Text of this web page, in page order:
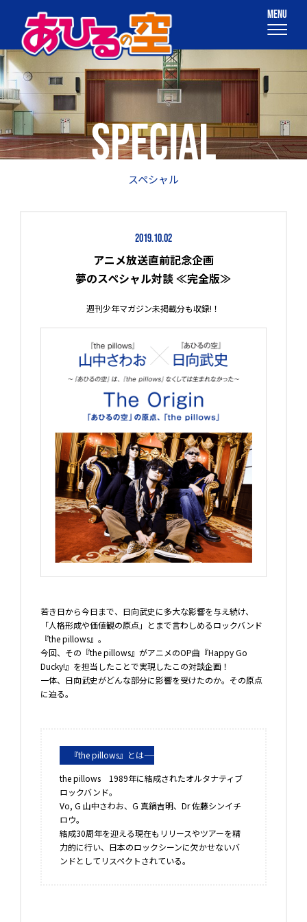
SPECIAL
スペシャル
2019.10.02
アニメ放送直前記念企画
夢のスペシャル対談 ≪完全版≫
週刊少年マガジン未掲載分も収録!！
若き日から今日まで、日向武史に多大な影響を与え続け、
「人格形成や価値観の原点」とまで言わしめるロックバンド
『the pillows』。
今回、その『the pillows』がアニメのOP曲『Happy Go
Ducky!』を担当したことで実現したこの対談企画！
一体、日向武史がどんな部分に影響を受けたのか。その原点
に迫る―――。
『the pillows』とは―――
the pillows 1989年に結成されたオルタナティブ
ロックバンド。
Vo, G 山中さわお、G 真鍋吉明、Dr 佐藤シンイチ
ロウ。
結成30周年を迎える現在もリリースやツアーを精
力的に行い、日本のロックシーンに欠かせないバ
ンドとしてリスペクトされている。